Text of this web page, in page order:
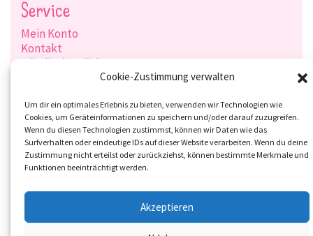
Cookie-Zustimmung verwalten
Um dir ein optimales Erlebnis zu bieten, verwenden wir Technologien wie
Cookies, um Geräteinformationen zu speichern und/oder darauf zuzugreifen.
Wenn du diesen Technologien zustimmst, können wir Daten wie das
Surfverhalten oder eindeutige IDs auf dieser Website verarbeiten. Wenn du deine
Zustimmung nicht erteilst oder zurückziehst, können bestimmte Merkmale und
Funktionen beeinträchtigt werden.
Akzeptieren
Service
Mein Konto
Kontakt
Händlerkonditionen
Zahlungsarten
Social-Media